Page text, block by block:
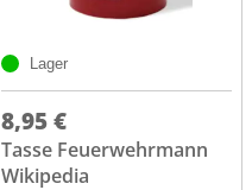
Lager
8,95 €
Tasse Feuerwehrmann
Wikipedia